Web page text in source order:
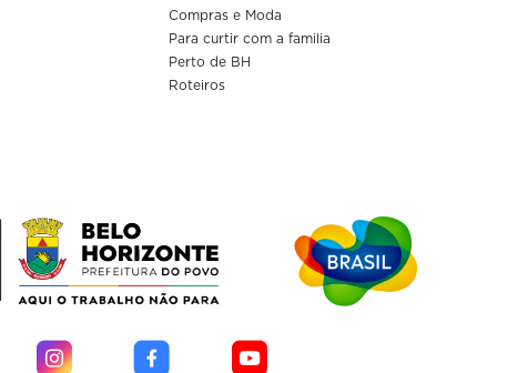
Compras e Moda
Para curtir com a familia
Perto de BH
Roteiros